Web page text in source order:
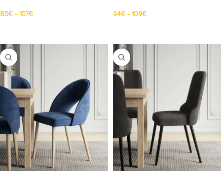
85€–107€ 94€–109€